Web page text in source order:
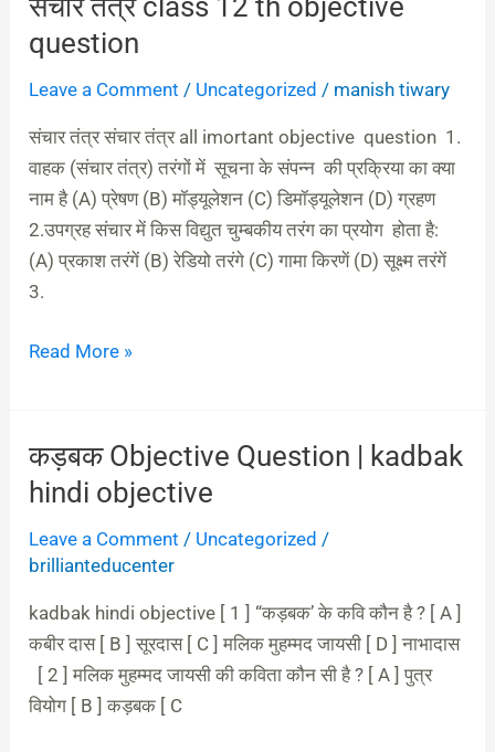
संचार तंत्र class 12 th objective
question
Leave a Comment / Uncategorized / manish tiwary
संचार तंत्र संचार तंत्र all imortant objective question 1.
वाहक (संचार तंत्र) तरंगों में सूचना के संपन्न की प्रक्रिया का क्या
नाम है (A) प्रेषण (B) मॉड्यूलेशन (C) डिमॉड्यूलेशन (D) ग्रहण
2.उपग्रह संचार में किस विद्युत चुम्बकीय तरंग का प्रयोग होता है:
(A) प्रकाश तरंगें (B) रेडियो तरंगे (C) गामा किरणें (D) सूक्ष्म तरंगें
3.
तंत्र
class
12
th
objective
question
Read More »
कड़बक Objective Question | kadbak
hindi objective
Leave a Comment / Uncategorized /
brillianteducenter
kadbak hindi objective [ 1 ] “कड़बक’ के कवि कौन है ? [ A ]
कबीर दास [ B ] सूरदास [ C ] मलिक मुहम्मद जायसी [ D ] नाभादास
[ 2 ] मलिक मुहम्मद जायसी की कविता कौन सी है ? [ A ] पुत्र
वियोग [ B ] कड़बक [ C
कड़बक
Objective
|
kadbak
hindi
objective